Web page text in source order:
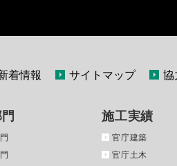
着情報 サイトマップ 協
施工実績
官庁建築
官庁土木